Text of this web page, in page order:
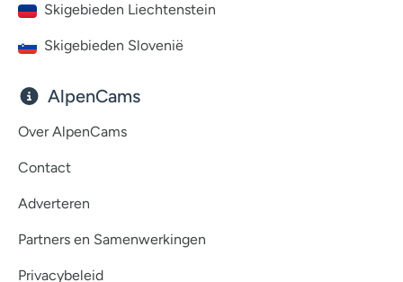
Skigebieden Liechtenstein
Skigebieden Slovenië
AlpenCams
Over AlpenCams
Contact
Adverteren
Partners en Samenwerkingen
Privacybeleid